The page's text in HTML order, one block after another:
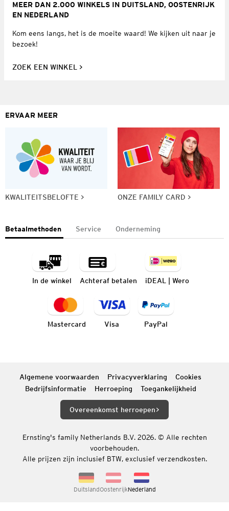
MEER DAN 2.000 WINKELS IN DUITSLAND, OOSTENRIJK
EN NEDERLAND
Kom eens langs, het is de moeite waard! We kijken uit naar je
bezoek!
ZOEK EEN WINKEL
ERVAAR MEER
KWALITEITSBELOFTE ONZE FAMILY CARD
Betaalmethoden Service Onderneming
In de winkel Achteraf betalen iDEAL | Wero
Mastercard Visa PayPal
Algemene voorwaarden Privacyverklaring
Cookies
Bedrijfsinformatie
Herroeping Toegankelijkheid
Overeenkomst herroepen
Ernsting's family Netherlands B.V. 2026. © Alle rechten
voorbehouden.
Alle prijzen zijn inclusief BTW, exclusief verzendkosten.
DuitslandOostenrijkNederland